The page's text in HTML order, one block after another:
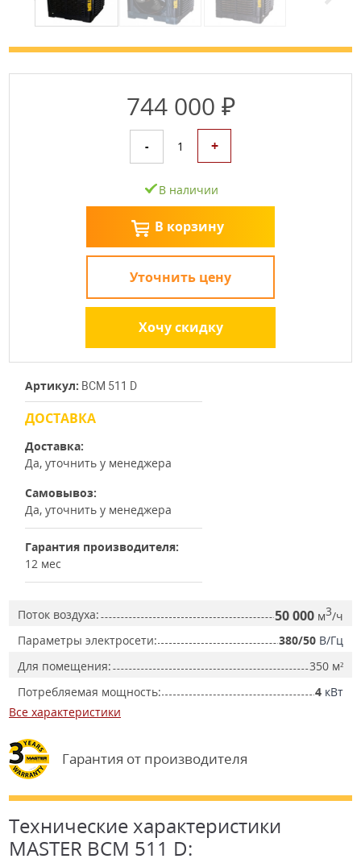
744 000 ₽
- 1 +
В наличии
В корзину
Уточнить цену
Хочу скидку
Артикул: BCM 511 D
ДОСТАВКА
Доставка:
Да, уточнить у менеджера
Самовывоз:
Да, уточнить у менеджера
Гарантия производителя:
12 мес
Поток воздуха: 50 000 м3/ч
Параметры электросети:
380/50 В/Гц
Для помещения:
350 м²
Потребляемая мощность:
4 кВт
Все характеристики
Гарантия от производителя
Технические характеристики
MASTER BCM 511 D: